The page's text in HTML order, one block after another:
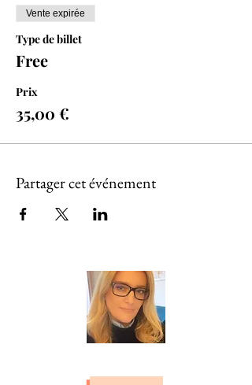
Vente expirée
Type de billet
Free
Prix
35,00 €
Partager cet événement